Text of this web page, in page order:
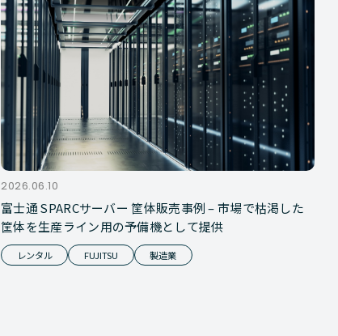
2026.06.10
富士通 SPARCサーバー 筐体販売事例 – 市場で枯渇した
筐体を生産ライン用の予備機として提供
レンタル FUJITSU 製造業